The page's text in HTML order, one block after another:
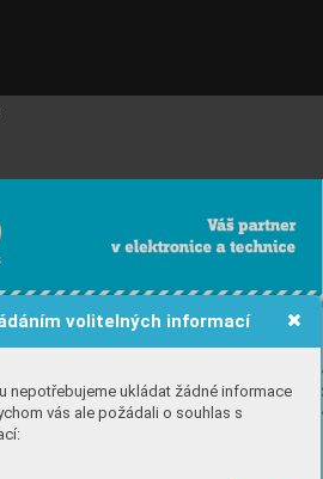
volitelných informací
nepotřebujeme ukládat žádné informace
vás ale požádali o souhlas s